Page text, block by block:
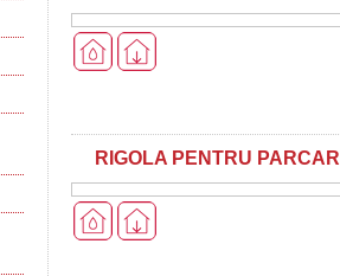
RIGOLA PENTRU PARCARI